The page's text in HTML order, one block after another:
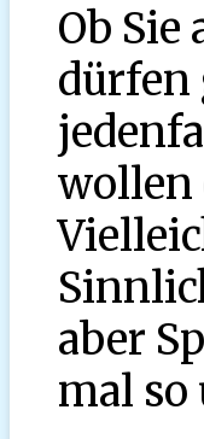
Ob
dürfen
wollen
aber
mal so